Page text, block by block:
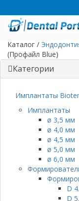
Каталог /
(Профайл Blue)
Категории
Имплантаты
Имплантаты
ø 3,5 мм
ø 4,0 мм
ø 4,5 мм
ø 5,0 мм
ø 6,0 мм
D
D